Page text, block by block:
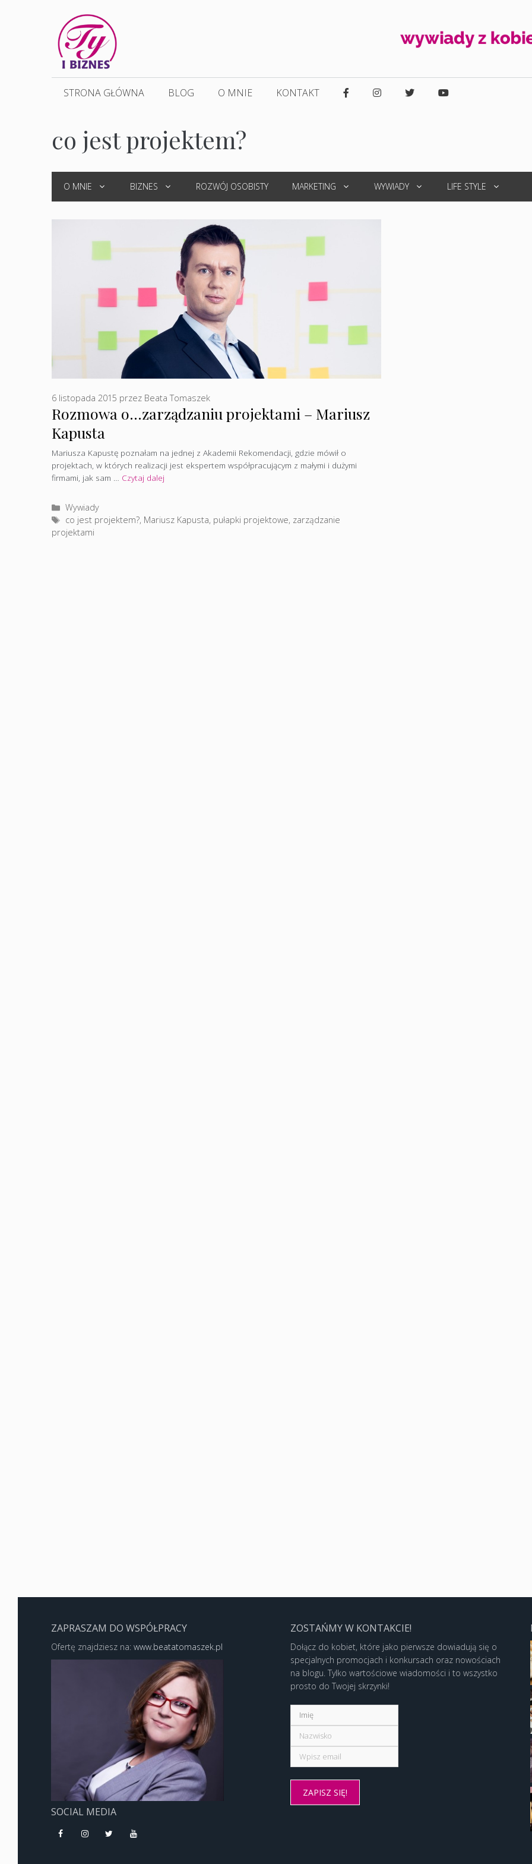
STRONA GŁÓWNA BLOG O MNIE KONTAKT
co jest projektem?
O MNIE BIZNES ROZWÓJ OSOBISTY MARKETING WYWIADY LIFE STYLE
Rozmowa o…zarządzaniu projektami – Mariusz
Kapusta
6 listopada 2015 przez Beata Tomaszek
Mariusza Kapustę poznałam na jednej z Akademii Rekomendacji, gdzie mówił o
projektach, w których realizacji jest ekspertem współpracującym z małymi i dużymi
firmami, jak sam … Czytaj dalej
Kategorie
Wywiady
Tagi
co jest projektem?, Mariusz Kapusta, pułapki projektowe, zarządzanie
projektami
ZAPRASZAM DO WSPÓŁPRACY
Ofertę znajdziesz na: www.beatatomaszek.pl
SOCIAL MEDIA
ZOSTAŃMY W KONTAKCIE!
Dołącz do kobiet, które jako pierwsze dowiadują się o
specjalnych promocjach i konkursach oraz nowościach
na blogu. Tylko wartościowe wiadomości i to wszystko
prosto do Twojej skrzynki!